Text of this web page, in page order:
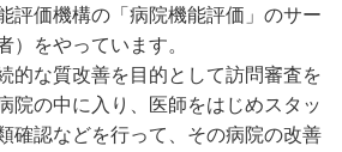
評価機構の「病院機能評価」のサー
）をやっています。
的な質改善を目的として訪問審査を
院の中に入り、医師をはじめスタッ
確認などを行って、その病院の改善